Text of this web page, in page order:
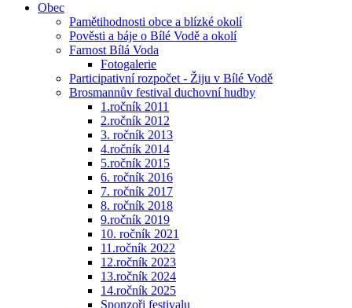
Obec
Pamětihodnosti obce a blízké okolí
Pověsti a báje o Bílé Vodě a okolí
Farnost Bílá Voda
Fotogalerie
Participativní rozpočet - Žiju v Bílé Vodě
Brosmannův festival duchovní hudby
1.ročník 2011
2.ročník 2012
3. ročník 2013
4.ročník 2014
5.ročník 2015
6. ročník 2016
7. ročník 2017
8. ročník 2018
9.ročník 2019
10. ročník 2021
11.ročník 2022
12.ročník 2023
13.ročník 2024
14.ročník 2025
Sponzoři festivalu